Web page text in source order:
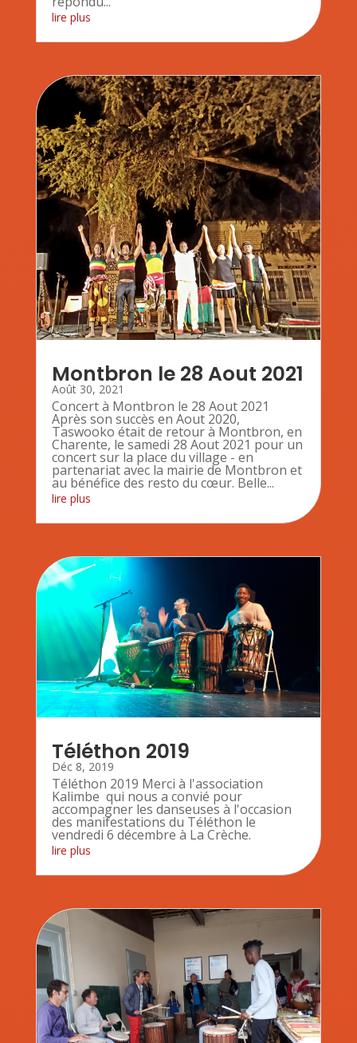
lire plus
Montbron le 28 Aout 2021
Août 30, 2021
Concert à Montbron le 28 Aout 2021
Après son succès en Aout 2020,
Taswooko était de retour à Montbron, en
Charente, le samedi 28 Aout 2021 pour un
concert sur la place du village - en
partenariat avec la mairie de Montbron et
au bénéfice des resto du cœur. Belle...
lire plus
Téléthon 2019
Déc 8, 2019
Téléthon 2019 Merci à l'association
Kalimbe qui nous a convié pour
accompagner les danseuses à l'occasion
des manifestations du Téléthon le
vendredi 6 décembre à La Crèche.
lire plus